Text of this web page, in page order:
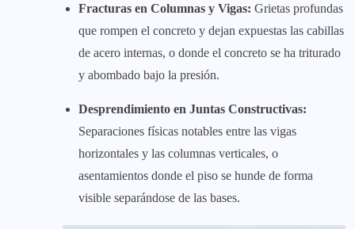
Fracturas en Columnas y Vigas: Grietas profundas
que rompen el concreto y dejan expuestas las cabillas
de acero internas, o donde el concreto se ha triturado
y abombado bajo la presión.
Desprendimiento en Juntas Constructivas:
Separaciones físicas notables entre las vigas
horizontales y las columnas verticales, o
asentamientos donde el piso se hunde de forma
visible separándose de las bases.